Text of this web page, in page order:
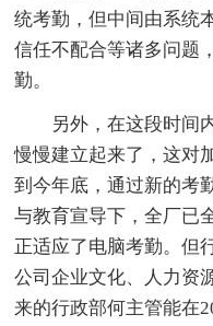
统考勤，但中间由系统
信任不配合等诸多问题
勤。
另外，在这段时间
慢慢建立起来了，这对
到今年底，通过新的考
与教育宣导下，全厂已
正适应了电脑考勤。但
公司企业文化、人力资
来的行政部何主管能在